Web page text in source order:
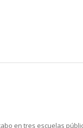
en tres escuelas